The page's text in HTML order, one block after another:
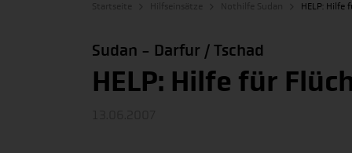
HELP: Hilfe
Sudan - Darfur / Tschad
HELP: Hilfe für